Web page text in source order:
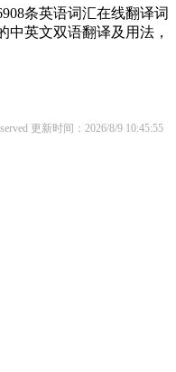
条英语词汇在线翻译词
中英文双语翻译及用法，
更新时间：2026/8/9 10:45:55